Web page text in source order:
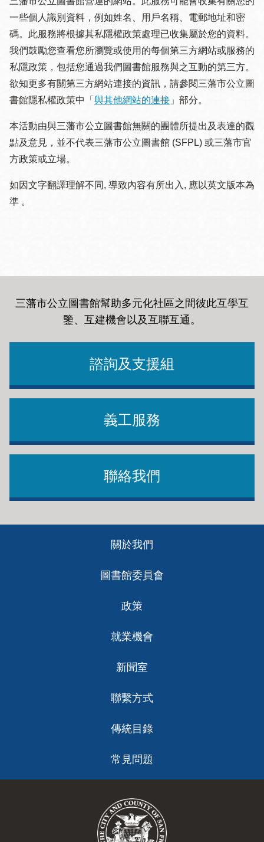
一些個人識別資料，例如姓名、用戶名稱、電郵地址和密
碼。此服務將根據其私隱權政策處理已收集屬於您的資料。
我們鼓勵您查看您所瀏覽或使用的每個第三方網站或服務的
私隱政策，包括您通過我們圖書館服務與之互動的第三方。
欲知更多有關第三方網站連接的資訊，請參閱三藩市公立圖
書館隱私權政策中「 與其他網站的連接 」部分。
本活動由與三藩市公立圖書館無關的團體所提出及表達的觀
點及意見，並不代表三藩市公立圖書館 (SFPL) 或三藩市官
方政策或立場。
如因文字翻譯理解不同, 導致內容有所出入, 應以英文版本為
準 。
三藩市公立圖書館幫助多元化社區之間彼此互學互
鑒、互建機會以及互聯互通 。
諮詢及支援組
義工服務
聯絡我們
關於我們
圖書館委員會
政策
就業機會
新聞室
聯繫方式
傳統目錄
常見問題